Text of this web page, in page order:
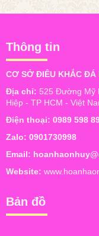
Thông tin
CƠ SỞ ĐIÊU KHẮC ĐÁ
Địa chỉ: 525 Đường Mỹ
Hiệp - TP HCM - Việt
Điện thoại: 0989 598
Zalo: 0901730998
Email:
Website:
Bản đồ